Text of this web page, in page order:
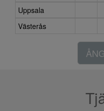
Uppsala
Västerås